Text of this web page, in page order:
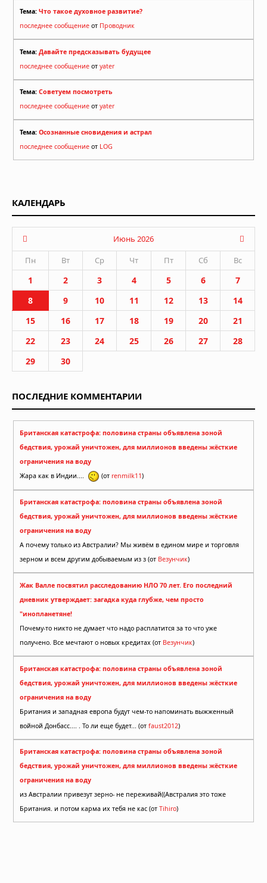
Тема: Что такое духовное развитие?
последнее сообщение от Проводник
Тема: Давайте предсказывать будущее
последнее сообщение от yater
Тема: Советуем посмотреть
последнее сообщение от yater
Тема: Осознанные сновидения и астрал
последнее сообщение от LOG
КАЛЕНДАРЬ
Июнь 2026
Пн
Вт Ср Чт Пт Сб Вс
1 2 3 4 5 6
7
8
9 10 11 12 13
14
15
16 17 18 19 20
21
22
23 24 25 26 27
28
29
30
ПОСЛЕДНИЕ КОММЕНТАРИИ
Британская катастрофа: половина страны объявлена зоной
бедствия, урожай уничтожен, для миллионов введены жёсткие
ограничения на воду
Жара как в Индии....
(от renmilk11)
Британская катастрофа: половина страны объявлена зоной
бедствия, урожай уничтожен, для миллионов введены жёсткие
ограничения на воду
А почему только из Австралии? Мы живём в едином мире и торговля
зерном и всем другим добываемым из з (от Везунчик)
Жак Валле посвятил расследованию НЛО 70 лет. Его последний
дневник утверждает: загадка куда глубже, чем просто
"инопланетяне!
Почему-то никто не думает что надо расплатится за то что уже
получено. Все мечтают о новых кредитах (от Везунчик)
Британская катастрофа: половина страны объявлена зоной
бедствия, урожай уничтожен, для миллионов введены жёсткие
ограничения на воду
Британия и западная европа будут чем-то напоминать выжженный
войной Донбасс.... . То ли еще будет... (от faust2012)
Британская катастрофа: половина страны объявлена зоной
бедствия, урожай уничтожен, для миллионов введены жёсткие
ограничения на воду
из Австралии привезут зерно- не переживай((Австралия это тоже
Британия. и потом карма их тебя не кас (от Tihiro)